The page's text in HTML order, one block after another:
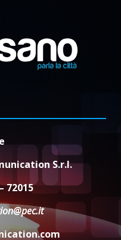
la Sagra del
giornalistico è un
S.r.l.
72015